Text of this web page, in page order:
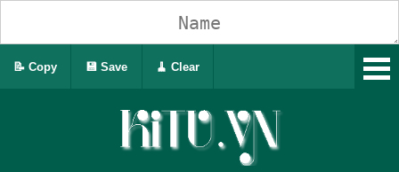
📝 Copy 💾 Save 🧹 Clear